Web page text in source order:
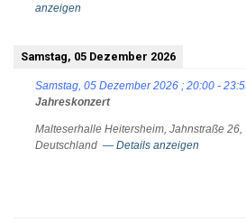
anzeigen
Samstag, 05 Dezember 2026
Samstag, 05 Dezember 2026 ; 20:00 -
Jahreskonzert
Malteserhalle Heitersheim, Jahnstraße 26,
Deutschland — Details anzeigen